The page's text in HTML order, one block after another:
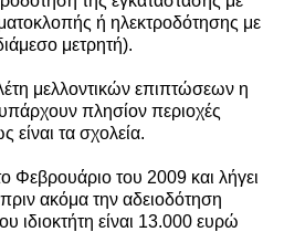
ή ηλεκτροδότησης με
μετρητή).
μελλοντικών επιπτώσεων η
πλησίον περιοχές
είναι τα σχολεία.
Φεβρουάριο του 2009 και λήγει
ακόμα την αδειοδότηση
ιδιοκτήτη είναι 13.000 ευρώ